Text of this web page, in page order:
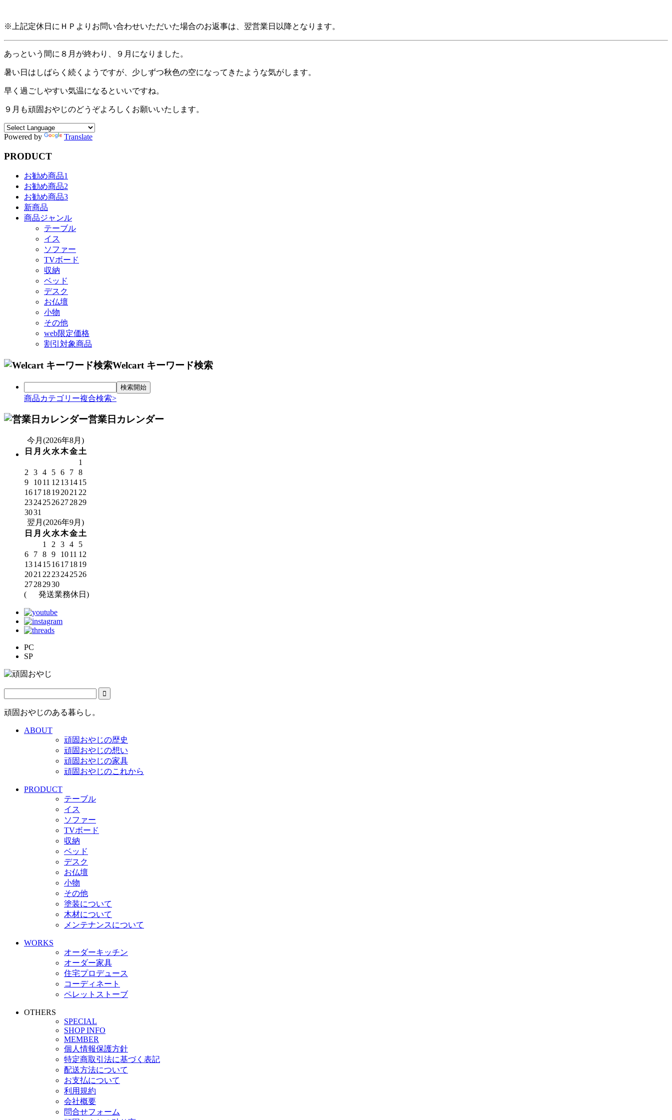
※上記定休日にＨＰよりお問い合わせいただいた場合のお返事は、翌営業日以降となります。
あっという間に８月が終わり、９月になりました。
暑い日はしばらく続くようですが、少しずつ秋色の空になってきたような気がします。
早く過ごしやすい気温になるといいですね。
９月も頑固おやじのどうぞよろしくお願いいたします。
Powered by Translate
PRODUCT
お勧め商品1
お勧め商品2
お勧め商品3
新商品
商品ジャンル
テーブル
イス
ソファー
TVボード
収納
ベッド
デスク
お仏壇
小物
その他
web限定価格
割引対象商品
Welcart キーワード検索
商品カテゴリー複合検索>
営業日カレンダー
今月(2026年8月)
日 月 火 水木金土
1
2
3 4 5 6 7 8
9
1011 12 131415
161718192021 22
23242526272829
3031
翌月(2026年9月)
日 月 火 水木金土
1
2 3 4
5
6
7 8 9 1011 12
13141516171819
2021 22 23242526
27282930
(
発送業務休日)
PC
SP
頑固おやじのある暮らし。
ABOUT
頑固おやじの歴史
頑固おやじの想い
頑固おやじの家具
頑固おやじのこれから
PRODUCT
テーブル
イス
ソファー
TVボード
収納
ベッド
デスク
お仏壇
小物
その他
塗装について
木材について
メンテナンスについて
WORKS
オーダーキッチン
オーダー家具
住宅プロデュース
コーディネート
ペレットストーブ
OTHERS
SPECIAL
SHOP INFO
MEMBER
個人情報保護方針
特定商取引法に基づく表記
配送方法について
お支払について
利用規約
会社概要
問合せフォーム